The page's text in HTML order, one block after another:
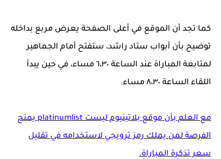
كما تجد أن الموقع في أعلى الصفحة يعرض مربع بداخله
توضيح بأن أبواب ستاد راشد، ستفتح أمام الجماهير
لمتابعة المباراة عند الساعة ٦،٣٠ مساء، في حين يبدأ
اللقاء الساعة ٨،٣٠ مساء.
مع العلم بأن موقع بلاتينيوم ليست platinumlist يمنح
الفرصة لمن يملك رمز ترويجي لاستخدامه في تقليل
سعر تذكرة المباراة.